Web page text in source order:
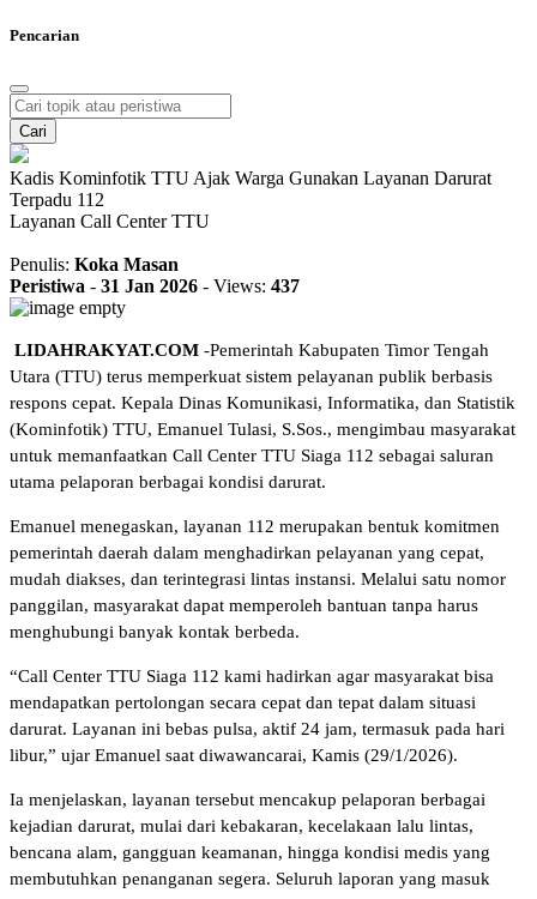
Pencarian
Cari
Kadis Kominfotik TTU Ajak Warga Gunakan Layanan Darurat
Terpadu 112
Layanan Call Center TTU
Penulis: Koka Masan
Peristiwa - 31 Jan 2026 - Views: 437
LIDAHRAKYAT.COM -Pemerintah Kabupaten Timor Tengah
Utara (TTU) terus memperkuat sistem pelayanan publik berbasis
respons cepat. Kepala Dinas Komunikasi, Informatika, dan Statistik
(Kominfotik) TTU, Emanuel Tulasi, S.Sos., mengimbau masyarakat
untuk memanfaatkan Call Center TTU Siaga 112 sebagai saluran
utama pelaporan berbagai kondisi darurat.
Emanuel menegaskan, layanan 112 merupakan bentuk komitmen
pemerintah daerah dalam menghadirkan pelayanan yang cepat,
mudah diakses, dan terintegrasi lintas instansi. Melalui satu nomor
panggilan, masyarakat dapat memperoleh bantuan tanpa harus
menghubungi banyak kontak berbeda.
“Call Center TTU Siaga 112 kami hadirkan agar masyarakat bisa
mendapatkan pertolongan secara cepat dan tepat dalam situasi
darurat. Layanan ini bebas pulsa, aktif 24 jam, termasuk pada hari
libur,” ujar Emanuel saat diwawancarai, Kamis (29/1/2026).
Ia menjelaskan, layanan tersebut mencakup pelaporan berbagai
kejadian darurat, mulai dari kebakaran, kecelakaan lalu lintas,
bencana alam, gangguan keamanan, hingga kondisi medis yang
membutuhkan penanganan segera. Seluruh laporan yang masuk